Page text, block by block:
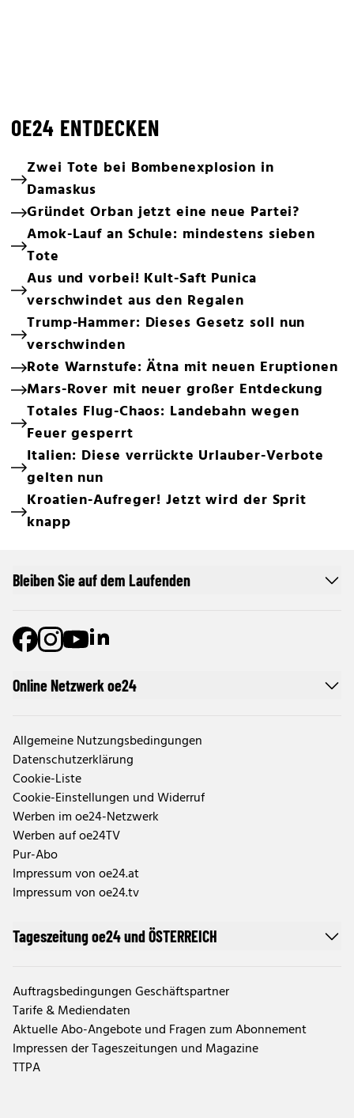
OE24 ENTDECKEN
Zwei Tote bei Bombenexplosion in
Damaskus
Gründet Orban jetzt eine neue Partei?
Amok-Lauf an Schule: mindestens sieben
Tote
Aus und vorbei! Kult-Saft Punica
verschwindet aus den Regalen
Trump-Hammer: Dieses Gesetz soll nun
verschwinden
Rote Warnstufe: Ätna mit neuen Eruptionen
Mars-Rover mit neuer großer Entdeckung
Totales Flug-Chaos: Landebahn wegen
Feuer gesperrt
Italien: Diese verrückte Urlauber-Verbote
gelten nun
Kroatien-Aufreger! Jetzt wird der Sprit
knapp
Online Netzwerk oe24
Allgemeine Nutzungsbedingungen
Datenschutzerklärung
Cookie-Liste
Cookie-Einstellungen und Widerruf
Werben im oe24-Netzwerk
Werben auf oe24TV
Pur-Abo
Impressum von oe24.at
Impressum von oe24.tv
Tageszeitung oe24 und ÖSTERREICH
Auftragsbedingungen Geschäftspartner
Tarife & Mediendaten
Aktuelle Abo-Angebote und Fragen zum Abonnement
Impressen der Tageszeitungen und Magazine
TTPA
Bleiben Sie auf dem Laufenden